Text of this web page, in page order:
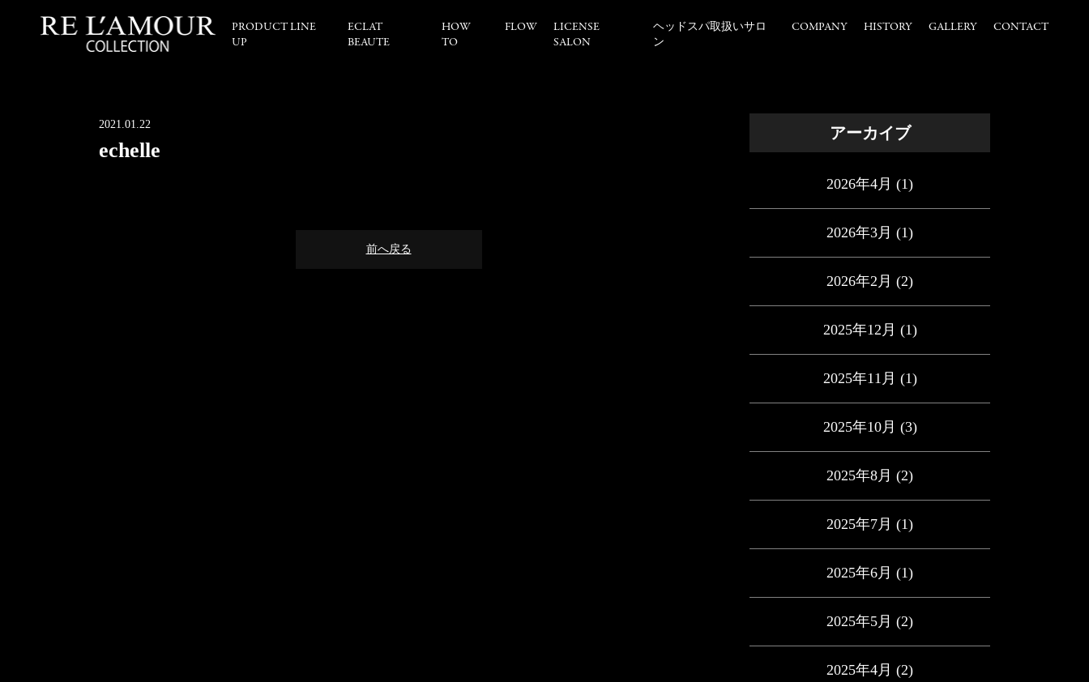
PRODUCT LINE
UP
ECLAT
BEAUTE
HOW
TO
FLOW
LICENSE
SALON
ヘッドスパ取扱いサロ
ン
COMPANY HISTORY GALLERY CONTACT
2021.01.22
echelle
前へ戻る
アーカイブ
2026年4月 (1)
2026年3月 (1)
2026年2月 (2)
2025年12月 (1)
2025年11月 (1)
2025年10月 (3)
2025年8月 (2)
2025年7月 (1)
2025年6月 (1)
2025年5月 (2)
2025年4月 (2)